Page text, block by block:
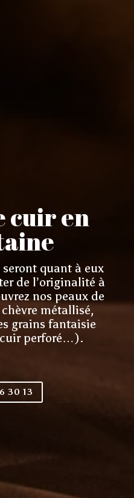
cuir en
quant à eux
de l’originalité à
nos peaux de
métallisé,
grains fantaisie
perforé…).
30 13